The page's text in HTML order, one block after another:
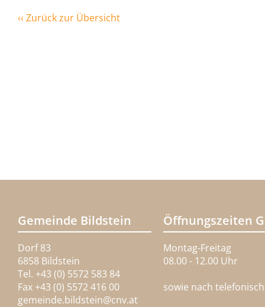
‹‹ Zurück zur Übersicht
Gemeinde Bildstein
Dorf 83
6858 Bildstein
Tel. +43 (0) 5572 583 84
Fax +43 (0) 5572 416 00
gemeinde.bildstein@cnv.at
Öffnungszeiten
Montag-Freitag
08.00 - 12.00 Uhr
sowie nach